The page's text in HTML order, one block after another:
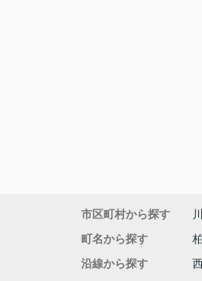
市区町村から探す
町名から探す
沿線から探す